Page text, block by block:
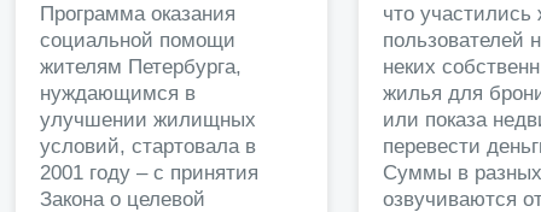
Программа оказания
социальной помощи
жителям Петербурга,
нуждающимся в
улучшении жилищных
условий, стартовала в
2001 году – с принятия
Закона о целевой
что
пользователей
неких
жилья для
или показа
перевести
Суммы в
озвучиваются